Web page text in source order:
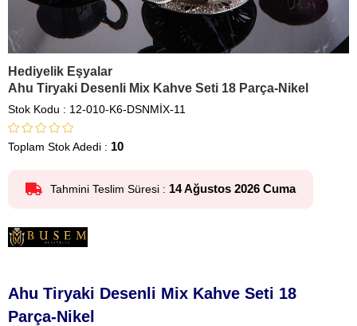
Hediyelik Eşyalar
Ahu Tiryaki Desenli Mix Kahve Seti 18 Parça-Nikel
Stok Kodu 12-010-K6-DSNMİX-11
Toplam Stok Adedi : 10
Tahmini Teslim Süresi : 14 Ağustos 2026 Cuma
Ahu Tiryaki Desenli Mix Kahve Seti 18
Parça-Nikel